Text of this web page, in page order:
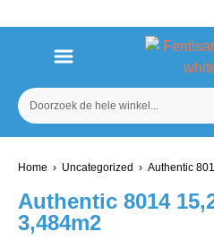
Home › Uncategorized › Authentic
Authentic 8014
3,484m2